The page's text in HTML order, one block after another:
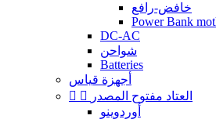
خافض-رافع
Power Bank
DC-AC
شواحن
Batteries
أجهزة قياس
 
العتاد مفتوح المصدر
أوردوينو